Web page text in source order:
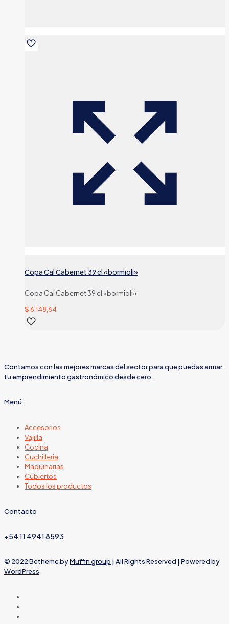
Copa Cal Cabernet 39 cl «bormioli»
Copa Cal Cabernet 39 cl «bormioli»
$ 6.148,64
Contamos con las mejores marcas del sector para que puedas armar
tu emprendimiento gastronómico desde cero.
Menú
Accesorios
Vajilla
Cocina
Cuchilleria
Maquinarias
Cubiertos
Todos los productos
Contacto
+54 11 4941 8593
© 2022 Betheme byMuffin group | All Rights Reserved | Powered by
WordPress